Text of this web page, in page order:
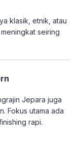
klasik, etnik, atau
seiring
Jepara juga
Fokus utama ada
rapi.